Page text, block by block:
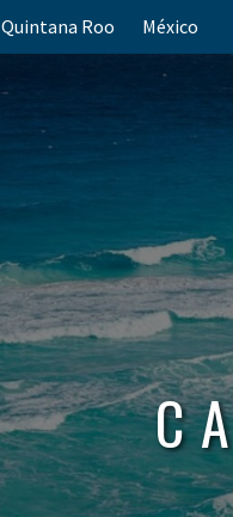
Quintana Roo México